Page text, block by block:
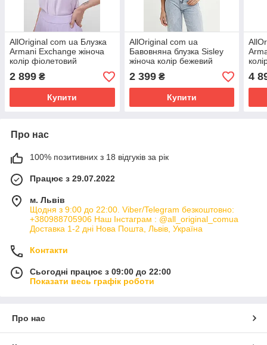
AllOriginal com ua Блузка
Armani Exchange жіноча
колір фіолетовий
однотонна РОЗМІРИ
ЗАПИТУЙТЕ
2 899 ₴
Купити
AllOriginal com ua
Бавовняна блузка Sisley
жіноча колір бежевий
однотонна РОЗМІРИ
ЗАПИТУЙТЕ
2 399₴
Купити
4
Про нас
100% позитивних з 18 відгуків за рік
Працює з 29.07.2022
м. Львів
Щодня з 9:00 до 22:00. Viber/Telegram безкоштовно:
+380988705906 Наш Інстаграм : @all_original_comua
Доставка 1-2 дні Нова Пошта, Львів, Україна
Контакти
Сьогодні працює з 09:00 до 22:00
Показати весь графік роботи
Про нас